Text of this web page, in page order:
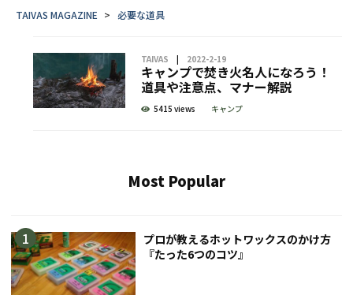
TAIVAS MAGAZINE 必要な道具
TAIVAS 2022-2-19
キャンプで焚き火名人になろう！
道具や注意点、マナー解説
5415 views キャンプ
Most Popular
プロが教えるホットワックスのかけ方
『たった6つのコツ』